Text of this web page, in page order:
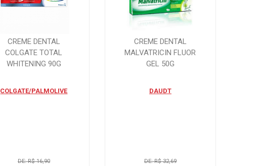
CREME DENTAL
COLGATE TOTAL
WHITENING 90G
COLGATE/PALMOLIVE
DE: R$ 16,90
CREME DENTAL
MALVATRICIN FLUOR
GEL 50G
DAUDT
DE: R$ 32,69